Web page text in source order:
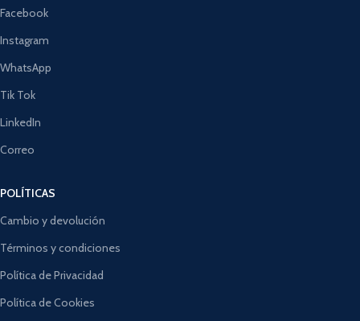
Facebook
Instagram
WhatsApp
Tik Tok
LinkedIn
Correo
POLÍTICAS
Cambio y devolución
Términos y condiciones
Política de Privacidad
Política de Cookies